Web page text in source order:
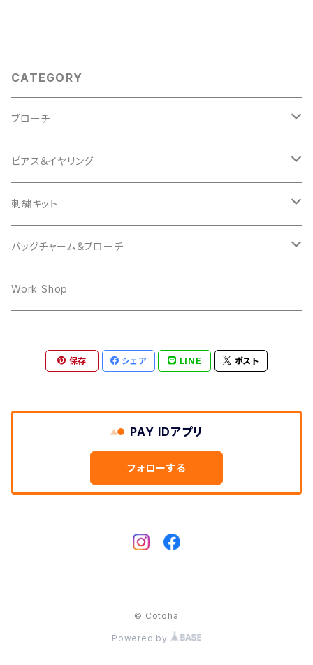
CATEGORY
ブローチ
Animal
Cat
Bird
Insect
Butterfly
Other
mocomoco
ピアス＆イヤリング
mocomoco
butterfly
ring
Swan
刺繍キット
Cat
Rabbit
Hedgehog
Swan
バッグチャーム＆ブローチ
Bear
Work Shop
保存 シェア LINE ポスト
PAY IDアプリ
フォローする
© Cotoha
Powered by